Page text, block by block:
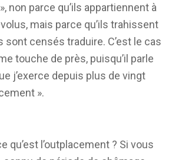
non parce qu’ils appartiennent à
mais parce qu’ils trahissent
sont censés traduire. C’est le cas
touche de près, puisqu’il parle
j’exerce depuis plus de vingt
».
qu’est l’outplacement ? Si vous